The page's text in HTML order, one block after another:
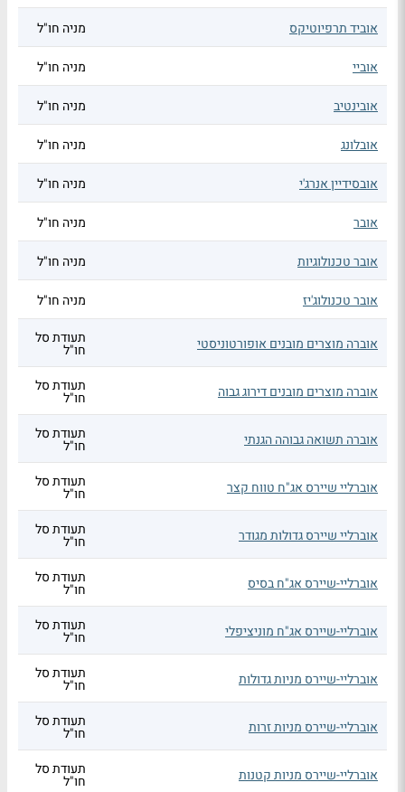
אוביד תרפיוטיקס מניה חו"ל
אוביי מניה חו"ל
אובינטיב מניה חו"ל
אובלונג מניה חו"ל
אובסידיין אנרג'י מניה חו"ל
אובר מניה חו"ל
אובר טכנולוגיות מניה חו"ל
אובר טכנולוג'יז מניה חו"ל
אוברה מוצרים מובנים אופורטוניסטי תעודת סל
חו"ל
אוברה מוצרים מובנים דירוג גבוה תעודת סל
חו"ל
אוברה תשואה גבוהה הגנתי תעודת סל
חו"ל
אוברליי שיירס אג"ח טווח קצר תעודת סל
חו"ל
אוברליי שיירס גדולות מגודר תעודת סל
חו"ל
אוברליי-שיירס אג"ח בסיס תעודת סל
חו"ל
אוברליי-שיירס אג"ח מוניציפלי תעודת סל
חו"ל
אוברליי-שיירס מניות גדולות תעודת סל
חו"ל
אוברליי-שיירס מניות זרות תעודת סל
חו"ל
אוברליי-שיירס מניות קטנות תעודת סל
חו"ל